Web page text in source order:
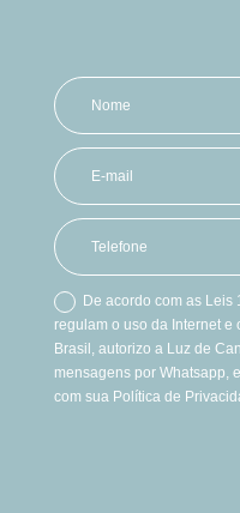
De acordo com as
regulam o uso da Internet e
Brasil, autorizo a Luz de
mensagens por Whatsapp,
com sua Política de